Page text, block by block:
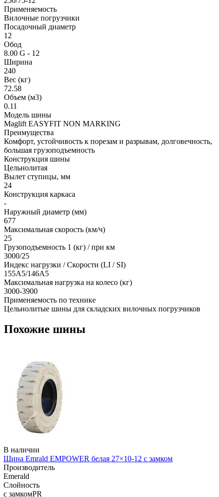
Применяемость
Вилочные погрузчики
Посадочный диаметр
12
Обод
8.00 G - 12
Ширина
240
Вес (кг)
72.58
Объем (м3)
0.11
Модель шины
Maglift EASYFIT NON MARKING
Преимущества
Комфорт, устойчивость к порезам и разрывам, долговечность,
большая грузоподъемность
Конструкция шины
Цельнолитая
Вылет ступицы, мм
24
Конструкция каркаса
-
Наружный диаметр (мм)
677
Максимальная скорость (км/ч)
25
Грузоподъемность 1 (кг) / при км
3000/25
Индекс нагрузки / Скорости (LI / SI)
155A5/146A5
Максимальная нагрузка на колесо (кг)
3000-3900
Применяемость по технике
Цельнолитые шины для складских вилочных погрузчиков
Похожие шины
В наличии
Шина Emrald EMPOWER белая 27×10-12 с замком
Производитель
Emerald
Слойность
с замкомPR